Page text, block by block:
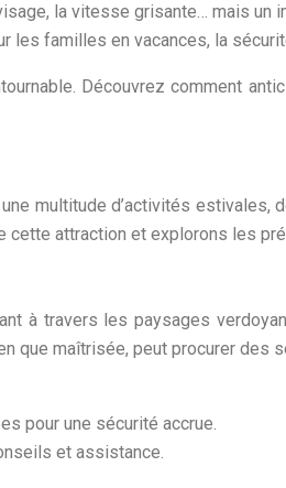
la vitesse grisante… mais un
familles en vacances, la
Découvrez comment
multitude d’activités estivales,
cette attraction et explorons les
à travers les paysages
que maîtrisée, peut procurer
pour une sécurité accrue.
et assistance.